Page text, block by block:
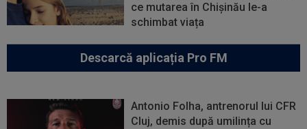
ce mutarea în Chișinău le-a
schimbat viața
Descarcă aplicația Pro FM
Antonio Folha, antrenorul lui CFR
Cluj, demis după umilința cu